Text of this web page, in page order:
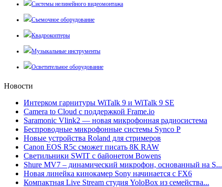
Системы нелинейного видеомонтажа
Съемочное оборудование
Квадрокоптеры
Музыкальные инструменты
Осветительное оборудование
Новости
Интерком гарнитуры WiTalk 9 и WiTalk 9 SE
Camera to Cloud с поддержкой Frame.io
Saramonic Vlink2 — новая микрофонная радиосистема
Беспроводные микрофонные системы Synco P
Новые устройства Roland для стримеров
Canon EOS R5c сможет писать 8К RAW
Светильники SWIT с байонетом Bowens
Shure MV7 – динамический микрофон, основанный на S...
Новая линейка кинокамер Sony начинается с FX6
Компактная Live Stream студия YoloBox из семейства...